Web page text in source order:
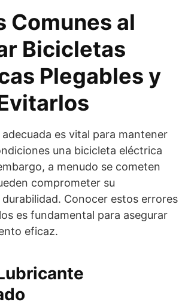
Comunes al
Bicicletas
Plegables y
es vital para mantener
una bicicleta eléctrica
a menudo se cometen
comprometer su
Conocer estos errores
es fundamental para asegurar
eficaz.